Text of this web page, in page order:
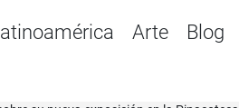
Arte Blog